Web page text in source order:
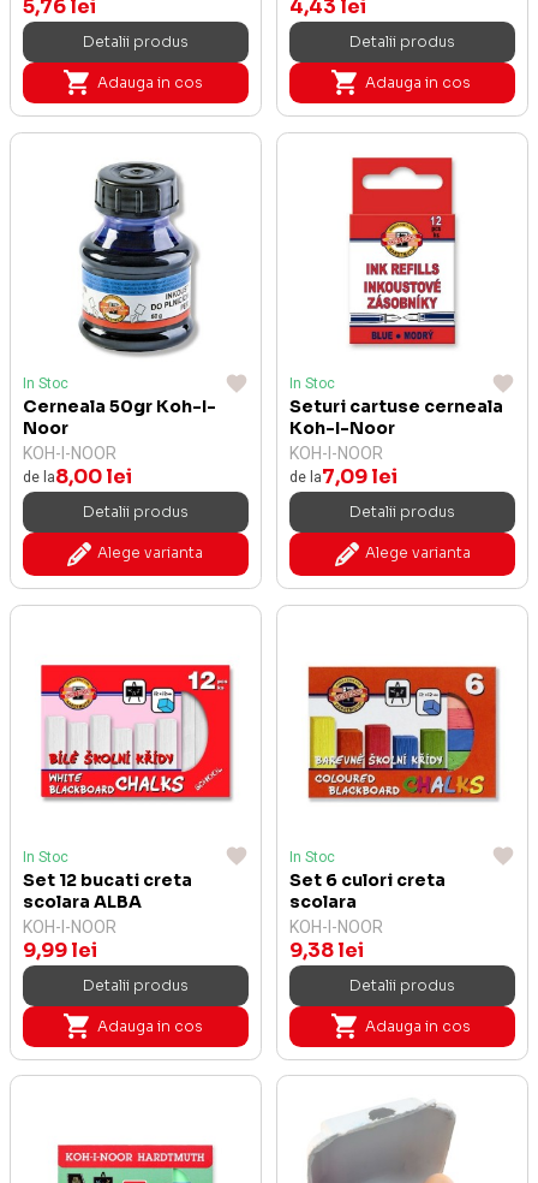
5,76 lei
Detalii produs
Adauga in cos
4,43 lei
Detalii produs
Adauga in cos
In Stoc
Cerneala 50gr Koh-I-
Noor
KOH-I-NOOR
de la8,00 lei
Detalii produs
Alege varianta
In Stoc
Seturi cartuse cerneala
Koh-I-Noor
KOH-I-NOOR
de la7,09 lei
Detalii produs
Alege varianta
In Stoc
Set 12 bucati creta
scolara ALBA
KOH-I-NOOR
9,99 lei
Detalii produs
Adauga in cos
In Stoc
Set 6 culori creta
scolara
KOH-I-NOOR
9,38 lei
Detalii produs
Adauga in cos